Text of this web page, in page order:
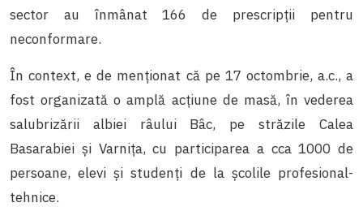
sector au înmânat 166 de prescripții pentru
neconformare.
În context, e de menționat că pe 17 octombrie, a.c., a
fost organizată o amplă acțiune de masă, în vederea
salubrizării albiei râului Bâc, pe străzile Calea
Basarabiei și Varnița, cu participarea a cca 1000 de
persoane, elevi și studenți de la școlile profesional-
tehnice.